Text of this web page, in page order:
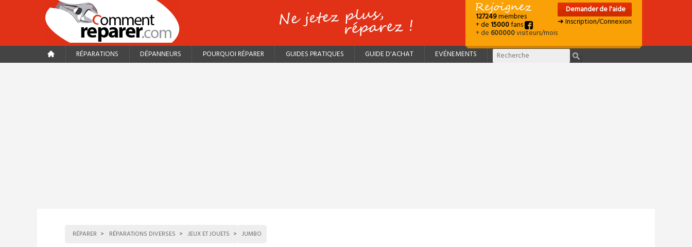
127249membres
+ de15000fans
+ de600000visiteurs/mois
Demander de l'aide
➜ Inscription/Connexion
RÉPARATIONS DÉPANNEURS POURQUOI RÉPARER GUIDES PRATIQUES GUIDE D'ACHAT EVÉNEMENTS
RÉPARER RÉPARATIONS DIVERSES JEUX ET JOUETS JUMBO